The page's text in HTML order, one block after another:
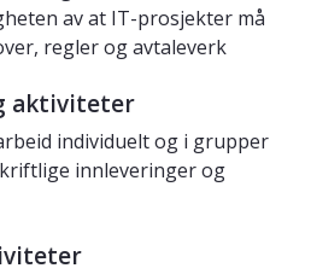
av at IT-prosjekter må
regler og avtaleverk
aktiviteter
individuelt og i grupper
innleveringer og